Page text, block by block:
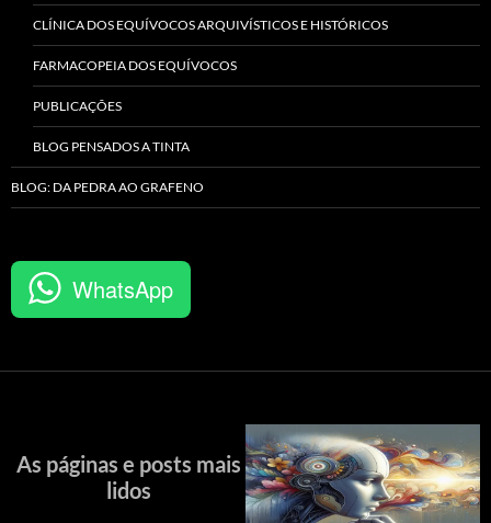
CLÍNICA DOS EQUÍVOCOS ARQUIVÍSTICOS E HISTÓRICOS
FARMACOPEIA DOS EQUÍVOCOS
PUBLICAÇÕES
BLOG PENSADOS A TINTA
BLOG: DA PEDRA AO GRAFENO
WhatsApp
As páginas e posts mais
lidos